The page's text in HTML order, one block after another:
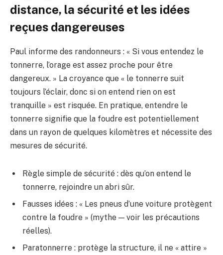
distance, la sécurité et les idées
reçues dangereuses
Paul informe des randonneurs : « Si vous entendez le
tonnerre, l’orage est assez proche pour être
dangereux. » La croyance que « le tonnerre suit
toujours l’éclair, donc si on entend rien on est
tranquille » est risquée. En pratique, entendre le
tonnerre signifie que la foudre est potentiellement
dans un rayon de quelques kilomètres et nécessite des
mesures de sécurité.
Règle simple de sécurité : dès qu’on entend le
tonnerre, rejoindre un abri sûr.
Fausses idées : « Les pneus d’une voiture protègent
contre la foudre » (mythe — voir les précautions
réelles).
Paratonnerre : protège la structure, il ne « attire »